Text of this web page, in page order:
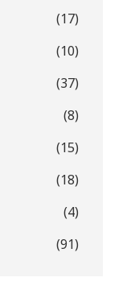
(17)
(10)
(37)
(8)
(15)
(18)
(4)
(91)